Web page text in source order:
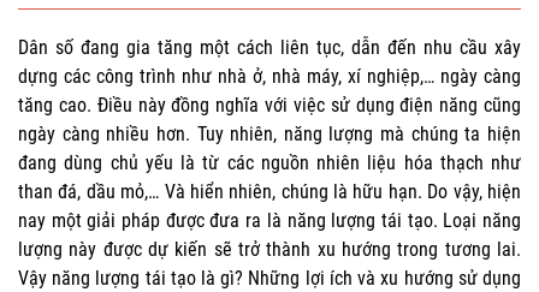
Dân số đang gia tăng một cách liên tục, dẫn đến nhu cầu xây
dựng các công trình như nhà ở, nhà máy, xí nghiệp,… ngày càng
tăng cao. Điều này đồng nghĩa với việc sử dụng điện năng cũng
ngày càng nhiều hơn. Tuy nhiên, năng lượng mà chúng ta hiện
đang dùng chủ yếu là từ các nguồn nhiên liệu hóa thạch như
than đá, dầu mỏ,… Và hiển nhiên, chúng là hữu hạn. Do vậy, hiện
nay một giải pháp được đưa ra là năng lượng tái tạo. Loại năng
lượng này được dự kiến sẽ trở thành xu hướng trong tương lai.
Vậy năng lượng tái tạo là gì? Những lợi ích và xu hướng sử dụng